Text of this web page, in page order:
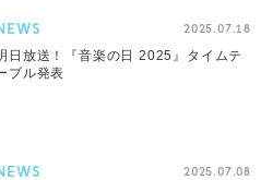
2025.07.18
日放送！『音楽の日 2025』タイムテ
ブル発表
2025.07.08